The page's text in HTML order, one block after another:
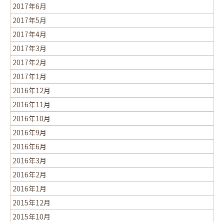
2017年6月
2017年5月
2017年4月
2017年3月
2017年2月
2017年1月
2016年12月
2016年11月
2016年10月
2016年9月
2016年6月
2016年3月
2016年2月
2016年1月
2015年12月
2015年10月